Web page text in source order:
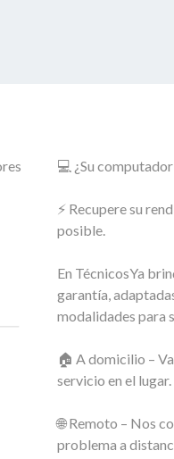
💻 ¿Su
⚡ Recupere su
posible.
En TécnicosYa
garantía,
modalidades para
🏠 A domicilio –
servicio en el lugar.
🌐 Remoto – Nos
problema a